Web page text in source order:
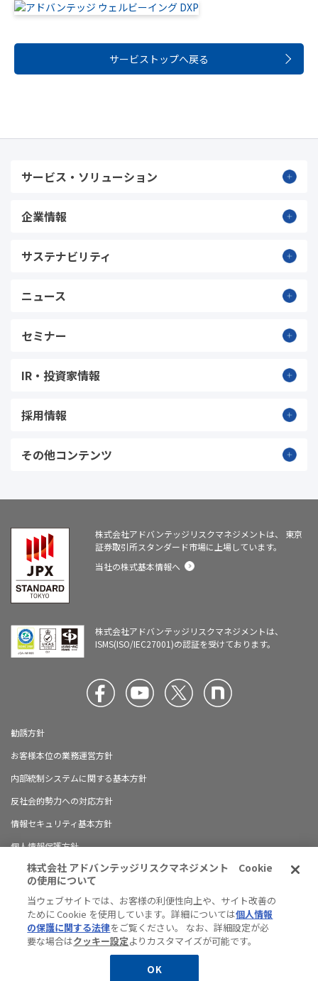
サービストップへ戻る
サービス・ソリューション
企業情報
サステナビリティ
ニュース
セミナー
IR・投資家情報
採用情報
その他コンテンツ
株式会社アドバンテッジリスクマネジメントは、
東京
証券取引所スタンダード市場に上場しています。
当社の株式基本情報へ
株式会社アドバンテッジリスクマネジメントは、
ISMS(ISO/IEC27001)の認証を受けております。
勧誘方針
お客様本位の業務運営方針
内部統制システムに関する基本方針
反社会的勢力への対応方針
情報セキュリティ基本方針
個人情報保護方針
ブランドガイドライン
ハラスメント防止の対応方針
サイトマップ
JP
EN
© Advantage Risk Management Co., Ltd.
株式会社 アドバンテッジリスクマネジメント Cookie
の使用について
当ウェブサイトでは、お客様の利便性向上や、サイト改善の
ために Cookie を使用しています。詳細については個人情報
の保護に関する法律をご覧ください。 なお、詳細設定が必
要な場合はクッキー設定よりカスタマイズが可能です。
OK